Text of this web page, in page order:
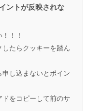
ントが反映されな
！！
したらクッキーを踏ん
し込まないとポイン
をコピーして前のサ